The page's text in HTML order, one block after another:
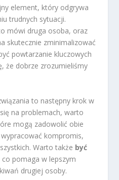
element, który odgrywa
trudnych sytuacji.
mówi druga osoba, oraz
skutecznie zminimalizować
powtarzanie kluczowych
że dobrze zrozumieliśmy
to następny krok w
na problemach, warto
mogą zadowolić obie
kompromis,
Warto także być
co pomaga w lepszym
drugiej osoby.